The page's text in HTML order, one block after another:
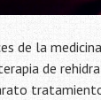
de la
de